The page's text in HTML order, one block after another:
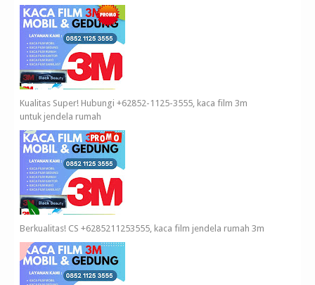
Kualitas Super! Hubungi +62852-1125-3555, kaca film 3m
untuk jendela rumah
Berkualitas! CS +6285211253555, kaca film jendela rumah 3m